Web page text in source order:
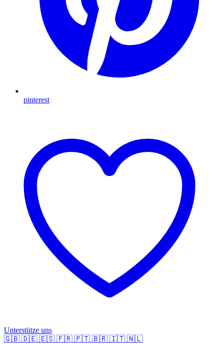
pinterest
Unterstütze uns
🇬🇧 🇩🇪 🇪🇸 🇫🇷 🇵🇹 🇧🇷 🇮🇹 🇳🇱